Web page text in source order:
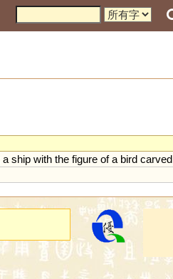
a ship with the figure of a bird carved